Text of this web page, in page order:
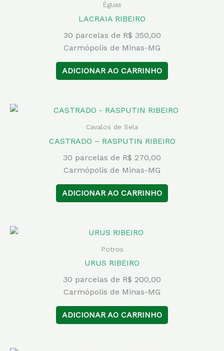
Éguas
LACRAIA RIBEIRO
30 parcelas de R$ 350,00
Carmópolis de Minas-MG
ADICIONAR AO CARRINHO
Cavalos de Sela
CASTRADO – RASPUTIN RIBEIRO
30 parcelas de R$ 270,00
Carmópolis de Minas-MG
ADICIONAR AO CARRINHO
Potros
URUS RIBEIRO
30 parcelas de R$ 200,00
Carmópolis de Minas-MG
ADICIONAR AO CARRINHO